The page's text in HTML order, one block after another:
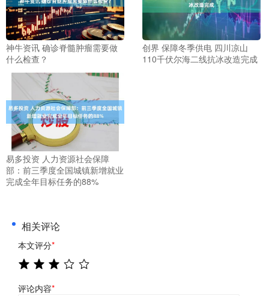
神牛资讯 确诊脊髓肿瘤需要做
什么检查？
创界 保障冬季供电 四川凉山
110千伏尔海二线抗冰改造完成
易多投资 人力资源社会保障
部：前三季度全国城镇新增就业
完成全年目标任务的88%
相关评论
本文评分*
评论内容*